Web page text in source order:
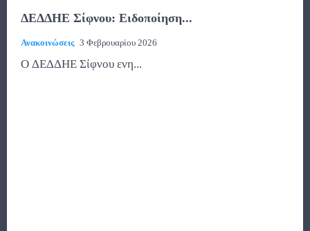
ΔΕΔΔΗΕ Σίφνου: Ειδοποίηση...
Ανακοινώσεις 3 Φεβρουαρίου 2026
Ο ΔΕΔΔΗΕ Σίφνου ενη...